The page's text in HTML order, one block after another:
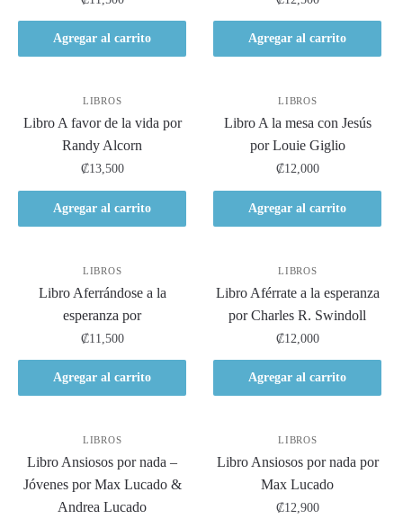
Agregar al carrito Agregar al carrito
LIBROS
Libro A favor de la vida por
Randy Alcorn
₡13,500
Agregar al carrito
LIBROS
Libro A la mesa con Jesús
por Louie Giglio
₡12,000
Agregar al carrito
LIBROS
Libro Aferrándose a la
esperanza por
₡11,500
Agregar al carrito
LIBROS
Libro Aférrate a la esperanza
por Charles R. Swindoll
₡12,000
Agregar al carrito
LIBROS
Libro Ansiosos por nada –
Jóvenes por Max Lucado &
Andrea Lucado
LIBROS
Libro Ansiosos por nada por
Max Lucado
₡12,900